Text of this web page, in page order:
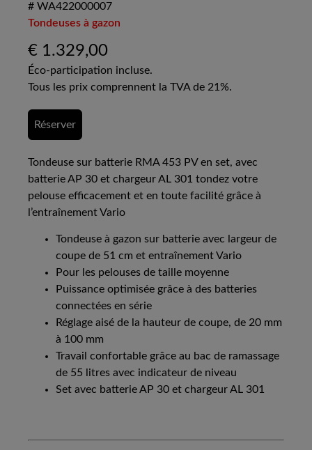
# WA422000007
Tondeuses à gazon
€ 1.329,00
Éco-participation incluse.
Tous les prix comprennent la TVA de 21%.
Réserver
Tondeuse sur batterie RMA 453 PV en set, avec
batterie AP 30 et chargeur AL 301 tondez votre
pelouse efficacement et en toute facilité grâce à
l’entraînement Vario
Tondeuse à gazon sur batterie avec largeur de
coupe de 51 cm et entraînement Vario
Pour les pelouses de taille moyenne
Puissance optimisée grâce à des batteries
connectées en série
Réglage aisé de la hauteur de coupe, de 20 mm
à 100 mm
Travail confortable grâce au bac de ramassage
de 55 litres avec indicateur de niveau
Set avec batterie AP 30 et chargeur AL 301